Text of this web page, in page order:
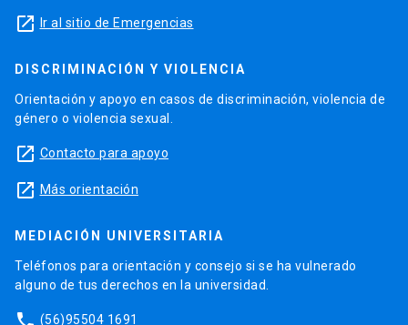
launch Ir al sitio de Emergencias
DISCRIMINACIÓN Y VIOLENCIA
Orientación y apoyo en casos de discriminación, violencia de
género o violencia sexual.
launch Contacto para apoyo
launch Más orientación
MEDIACIÓN UNIVERSITARIA
Teléfonos para orientación y consejo si se ha vulnerado
alguno de tus derechos en la universidad.
(56)95504 1691